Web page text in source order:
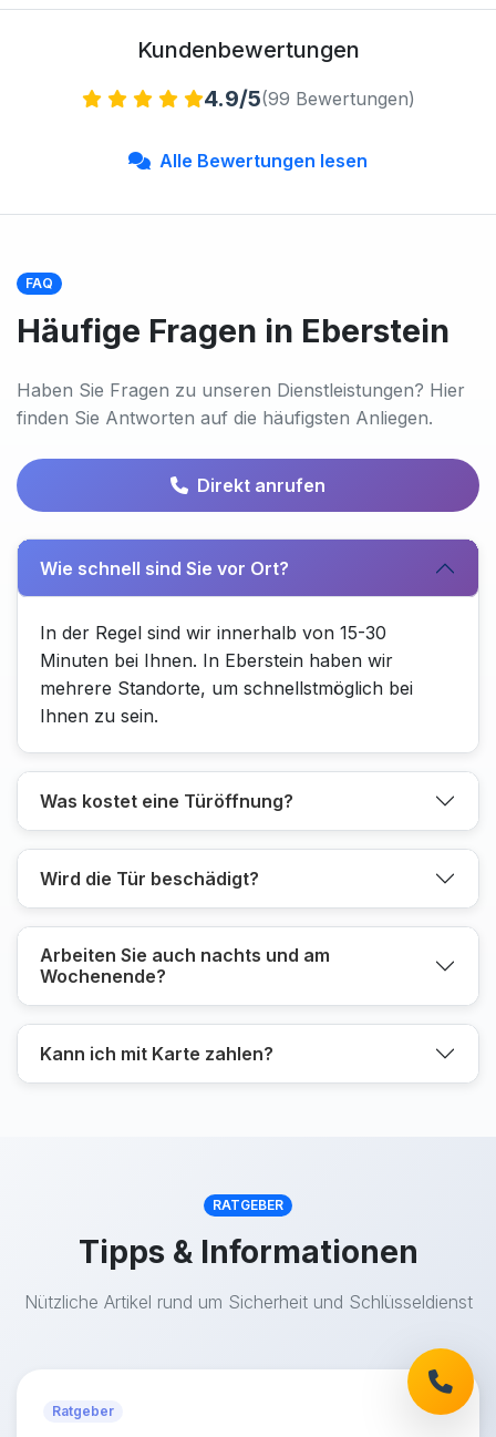
Kundenbewertungen
4.9/5(99 Bewertungen)
Alle Bewertungen lesen
FAQ
Häufige Fragen in Eberstein
Haben Sie Fragen zu unseren Dienstleistungen? Hier
finden Sie Antworten auf die häufigsten Anliegen.
Direkt anrufen
Wie schnell sind Sie vor Ort?
In der Regel sind wir innerhalb von 15-30
Minuten bei Ihnen. In Eberstein haben wir
mehrere Standorte, um schnellstmöglich bei
Ihnen zu sein.
Was kostet eine Türöffnung?
Wird die Tür beschädigt?
Arbeiten Sie auch nachts und am
Wochenende?
Kann ich mit Karte zahlen?
RATGEBER
Tipps & Informationen
Nützliche Artikel rund um Sicherheit und Schlüsseldienst
Ratgeber